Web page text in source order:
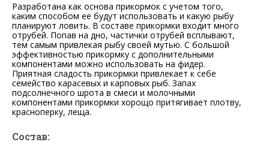
Разработана как основа прикормок с учетом того,
каким способом ее будут использовать и какую рыбу
планируют ловить. В составе прикормки входит много
отрубей. Попав на дно, частички отрубей всплывают,
тем самым привлекая рыбу своей мутью. С большой
эффективностью прикормку с дополнительными
компонентами можно использовать на фидер.
Приятная сладость прикормки привлекает к себе
семейство карасевых и карповых рыб. Запах
подсолнечного шрота в смеси и молочными
компонентами прикормки хорощо притягивает плотву,
красноперку, леща.
Состав: